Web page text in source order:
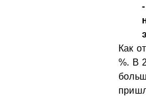
Как
%. В